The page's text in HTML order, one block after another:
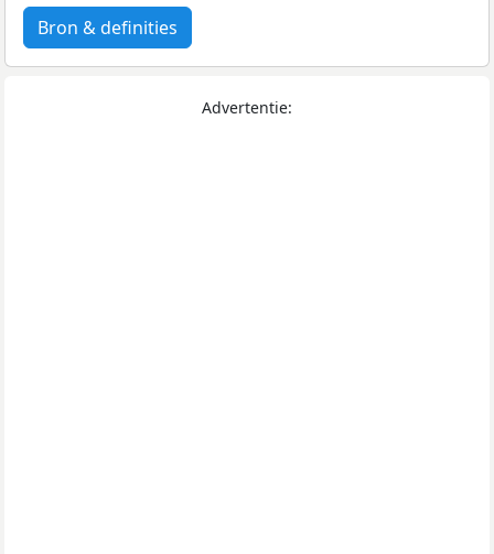
Bron & definities
Advertentie: